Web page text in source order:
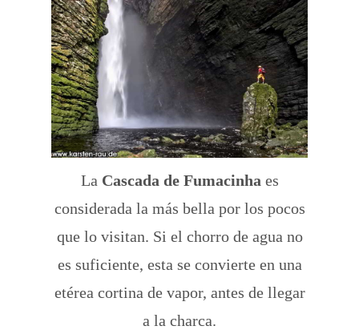
La Cascada de Fumacinha es
considerada la más bella por los pocos
que lo visitan. Si el chorro de agua no
es suficiente, esta se convierte en una
etérea cortina de vapor, antes de llegar
a la charca.